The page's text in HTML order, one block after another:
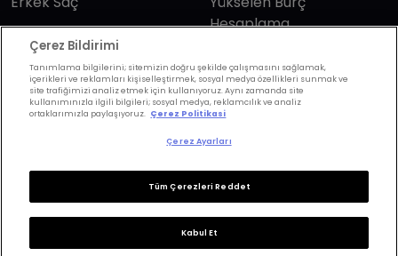
Kuaförler
Saç Trendleri
Hesaplama
Bizi takip edin
KVKK Başvuru Formu
Kullanım Şart ve Koşulları
Çerez Bildirimi
Tanımlama bilgilerini; sitemizin doğru şekilde çalışmasını sağlamak,
içerikleri ve reklamları kişiselleştirmek, sosyal medya özellikleri sunmak ve
site trafiğimizi analiz etmek için kullanıyoruz. Aynı zamanda site
kullanımınızla ilgili bilgileri; sosyal medya, reklamcılık ve analiz
ortaklarımızla paylaşıyoruz. Çerez Politikasi
Çerez Ayarları
Tüm Çerezleri Reddet
Kabul Et